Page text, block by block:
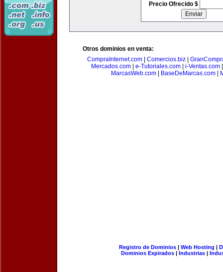
Precio Ofrecido $
Otros dominios en venta:
CompraInternet.com| Comercios.biz|
Mercados.com
e-Tutoriales.com i-Ventas.com
MarcasWeb.com
BaseDeMarcas.com
Registro de Dominios| Web Hosting |
Dominios Expirados | Industrias |